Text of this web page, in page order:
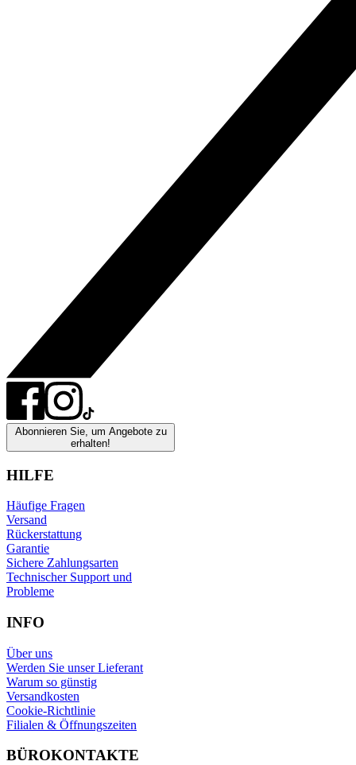
Abonnieren Sie, um Angebote zu
erhalten!
HILFE
Häufige Fragen
Versand
Rückerstattung
Garantie
Sichere Zahlungsarten
Technischer Support und
Probleme
INFO
Über uns
Werden Sie unser Lieferant
Warum so günstig
Versandkosten
Cookie-Richtlinie
Filialen & Öffnungszeiten
BÜROKONTAKTE